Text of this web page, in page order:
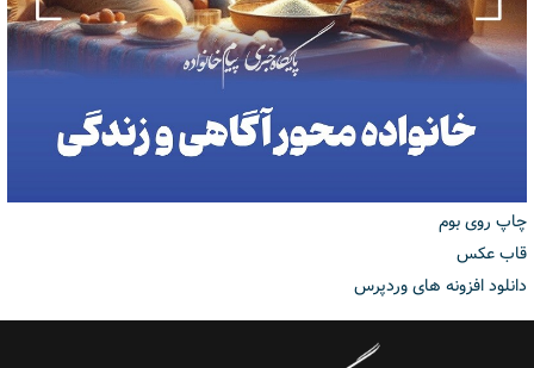
چاپ روی بوم
قاب عکس
دانلود افزونه های وردپرس